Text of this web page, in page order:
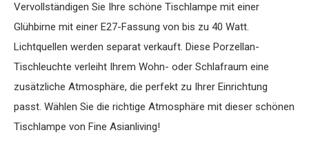
Vervollständigen Sie Ihre schöne Tischlampe mit einer
Glühbirne mit einer E27-Fassung von bis zu 40 Watt.
Lichtquellen werden separat verkauft. Diese Porzellan-
Tischleuchte verleiht Ihrem Wohn- oder Schlafraum eine
zusätzliche Atmosphäre, die perfekt zu Ihrer Einrichtung
passt. Wählen Sie die richtige Atmosphäre mit dieser schönen
Tischlampe von Fine Asianliving!